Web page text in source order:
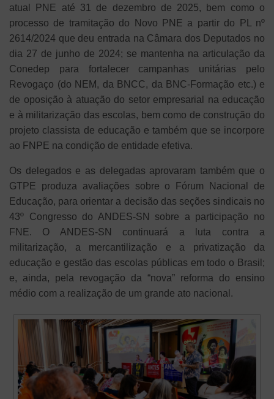
atual PNE até 31 de dezembro de 2025, bem como o
processo de tramitação do Novo PNE a partir do PL nº
2614/2024 que deu entrada na Câmara dos Deputados no
dia 27 de junho de 2024; se mantenha na articulação da
Conedep para fortalecer campanhas unitárias pelo
Revogaço (do NEM, da BNCC, da BNC-Formação etc.) e
de oposição à atuação do setor empresarial na educação
e à militarização das escolas, bem como de construção do
projeto classista de educação e também que se incorpore
ao FNPE na condição de entidade efetiva.
Os delegados e as delegadas aprovaram também que o
GTPE produza avaliações sobre o Fórum Nacional de
Educação, para orientar a decisão das seções sindicais no
43º Congresso do ANDES-SN sobre a participação no
FNE. O ANDES-SN continuará a luta contra a
militarização, a mercantilização e a privatização da
educação e gestão das escolas públicas em todo o Brasil;
e, ainda, pela revogação da “nova” reforma do ensino
médio com a realização de um grande ato nacional.